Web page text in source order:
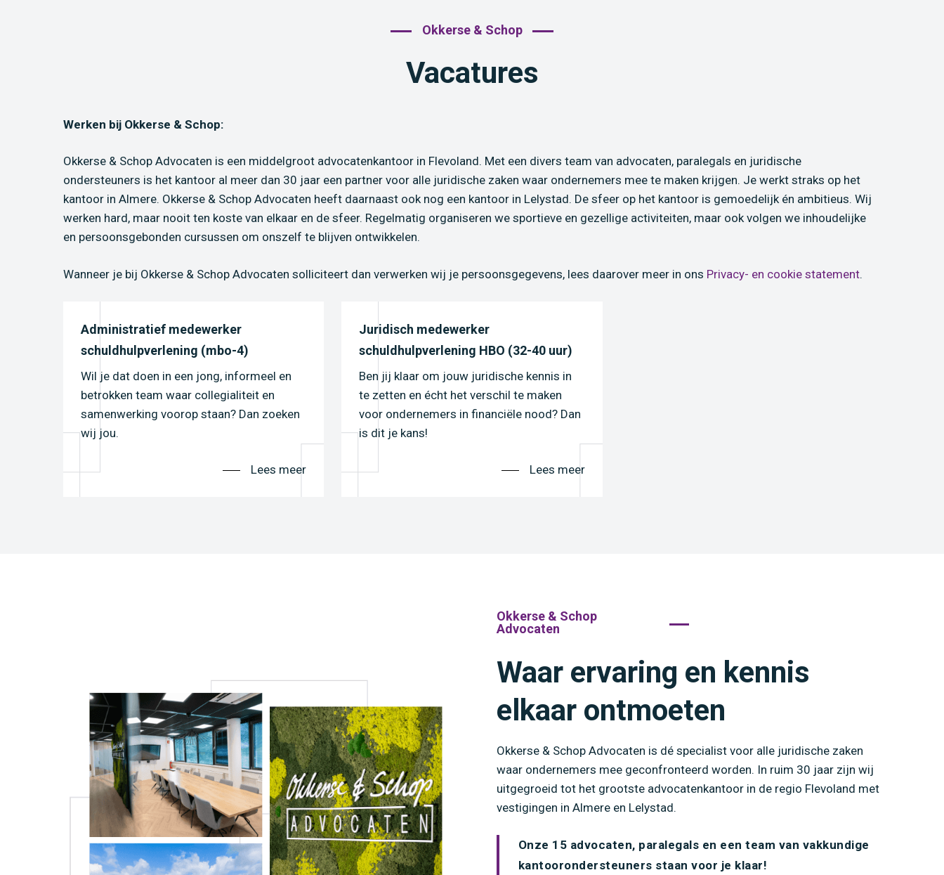
Okkerse & Schop
Vacatures
Werken bij Okkerse & Schop:
Okkerse & Schop Advocaten is een middelgroot advocatenkantoor in Flevoland. Met een divers team van advocaten, paralegals en juridische
ondersteuners is het kantoor al meer dan 30 jaar een partner voor alle juridische zaken waar ondernemers mee te maken krijgen. Je werkt straks op het
kantoor in Almere. Okkerse & Schop Advocaten heeft daarnaast ook nog een kantoor in Lelystad. De sfeer op het kantoor is gemoedelijk én ambitieus. Wij
werken hard, maar nooit ten koste van elkaar en de sfeer. Regelmatig organiseren we sportieve en gezellige activiteiten, maar ook volgen we inhoudelijke
en persoonsgebonden cursussen om onszelf te blijven ontwikkelen.
Wanneer je bij Okkerse & Schop Advocaten solliciteert dan verwerken wij je persoonsgegevens, lees daarover meer in ons Privacy- en cookie statement.
Administratief medewerker
schuldhulpverlening (mbo-4)
Wil je dat doen in een jong, informeel en
betrokken team waar collegialiteit en
samenwerking voorop staan? Dan zoeken
wij jou.
Lees meer
Juridisch medewerker
schuldhulpverlening HBO (32-40 uur)
Ben jij klaar om jouw juridische kennis in
te zetten en écht het verschil te maken
voor ondernemers in financiële nood? Dan
is dit je kans!
Lees meer
Okkerse & Schop
Advocaten
Waar ervaring en kennis
elkaar ontmoeten
Okkerse & Schop Advocaten is dé specialist voor alle juridische zaken
waar ondernemers mee geconfronteerd worden. In ruim 30 jaar zijn wij
uitgegroeid tot het grootste advocatenkantoor in de regio Flevoland met
vestigingen in Almere en Lelystad.
Onze 15 advocaten, paralegals en een team van vakkundige
kantoorondersteuners staan voor je klaar!